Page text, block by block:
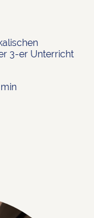
3-er Unterricht